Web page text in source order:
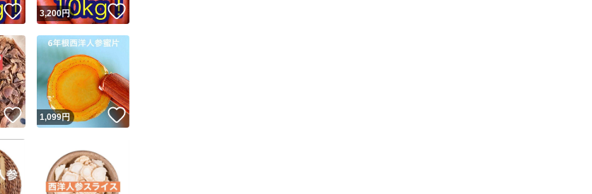
このユーザーは高頻度で24時間以内に発送しています
このユーザーは設定した発送日数内に発送しています
いいね！
3,200円
いいね！
1,099円 いいね！